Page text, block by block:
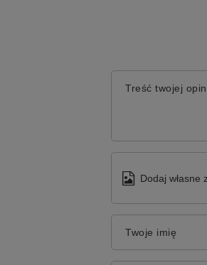
Treść twojej
Dodaj własne
Twoje imię